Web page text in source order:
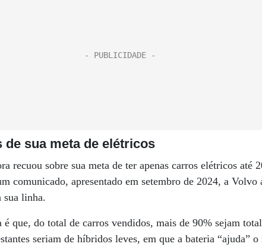
de sua meta de elétricos
recuou sobre sua meta de ter apenas carros elétricos até
comunicado, apresentado em setembro de 2024, a
sua linha.
que, do total de carros vendidos, mais de 90% sejam
seriam de híbridos leves, em que a bateria “ajuda”